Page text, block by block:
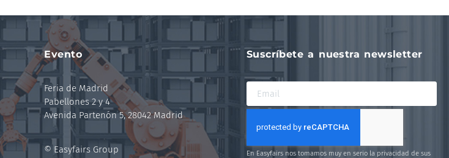
Evento
Feria de Madrid
Pabellones 2 y 4
Avenida Partenón 5, 28042 Madrid
© Easyfairs Group
Suscríbete a nuestra newsletter
En Easyfairs nos tomamos muy en serio la privacidad de sus